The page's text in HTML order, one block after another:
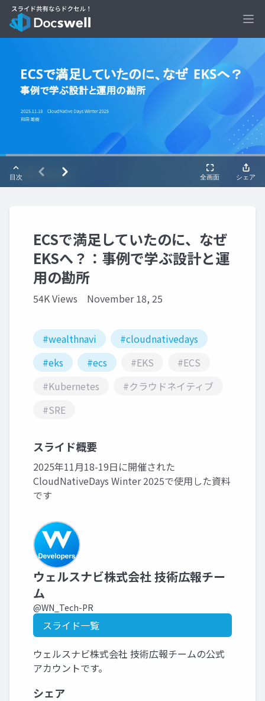
ECSで満足していたのに、なぜ
EKSへ？：事例で学ぶ設計と運
用の勘所
54K Views November 18, 25
#wealthnavi
#cloudnativedays
#eks
#ecs #EKS
#ECS
#Kubernetes
#クラウドネイティブ
#SRE
スライド概要
2025年11月18-19日に開催された
CloudNativeDays Winter 2025で使用した資料
です
ウェルスナビ株式会社 技術広報チー
ム
@WN_Tech-PR
スライド一覧
ウェルスナビ株式会社 技術広報チームの公式
アカウントです。
シェア